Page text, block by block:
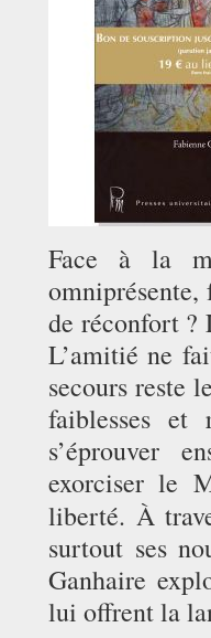
Face à la
omniprésente,
de réconfort ?
L’amitié ne
secours reste
faiblesses et
s’éprouver
exorciser le
liberté. À
surtout ses
Ganhaire
lui offrent la